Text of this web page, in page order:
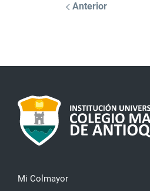
Anterior
Mi Colmayor